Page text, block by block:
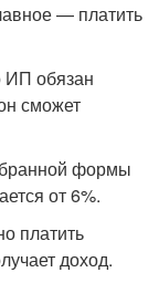
— платить
ИП обязан
сможет
формы
от 6%.
платить
доход.